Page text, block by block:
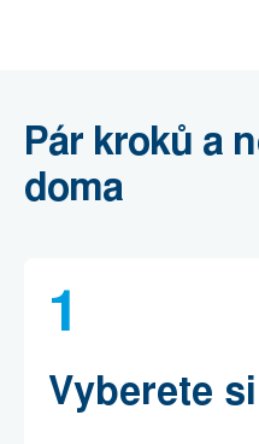
Pár kroků a
doma
1
Vyberete